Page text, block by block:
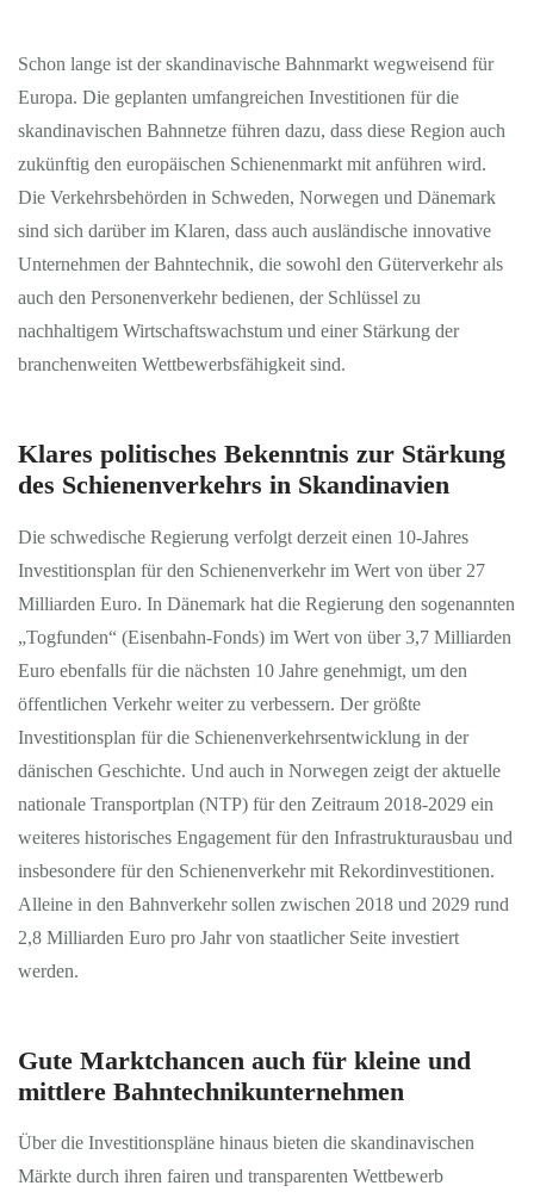
Kompetenzen
Insights
KONTAKT
Schon lange ist der skandinavische Bahnmarkt wegweisend für
Europa. Die geplanten umfangreichen Investitionen für die
skandinavischen Bahnnetze führen dazu, dass diese Region auch
zukünftig den europäischen Schienenmarkt mit anführen wird.
Die Verkehrsbehörden in Schweden, Norwegen und Dänemark
sind sich darüber im Klaren, dass auch ausländische innovative
Unternehmen der Bahntechnik, die sowohl den Güterverkehr als
auch den Personenverkehr bedienen, der Schlüssel zu
nachhaltigem Wirtschaftswachstum und einer Stärkung der
branchenweiten Wettbewerbsfähigkeit sind.
Klares politisches Bekenntnis zur Stärkung
des Schienenverkehrs in Skandinavien
Die schwedische Regierung verfolgt derzeit einen 10-Jahres
Investitionsplan für den Schienenverkehr im Wert von über 27
Milliarden Euro. In Dänemark hat die Regierung den sogenannten
„Togfunden“ (Eisenbahn-Fonds) im Wert von über 3,7 Milliarden
Euro ebenfalls für die nächsten 10 Jahre genehmigt, um den
öffentlichen Verkehr weiter zu verbessern. Der größte
Investitionsplan für die Schienenverkehrsentwicklung in der
dänischen Geschichte. Und auch in Norwegen zeigt der aktuelle
nationale Transportplan (NTP) für den Zeitraum 2018-2029 ein
weiteres historisches Engagement für den Infrastrukturausbau und
insbesondere für den Schienenverkehr mit Rekordinvestitionen.
Alleine in den Bahnverkehr sollen zwischen 2018 und 2029 rund
2,8 Milliarden Euro pro Jahr von staatlicher Seite investiert
werden.
Gute Marktchancen auch für kleine und
mittlere Bahntechnikunternehmen
Über die Investitionspläne hinaus bieten die skandinavischen
Märkte durch ihren fairen und transparenten Wettbewerb